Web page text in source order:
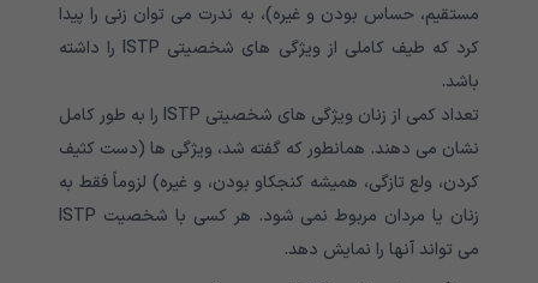
مستقیم، حساس بودن و غیره)، به ندرت می توان زنی را پیدا
کرد که طیف کاملی از ویژگی های شخصیتی ISTP را داشته
باشد.
تعداد کمی از زنان ویژگی های شخصیتی ISTP را به طور کامل
نشان می دهند. همانطور که گفته شد، ویژگی ها (دست کثیف
کردن، ولع تازگی، همیشه کنجکاو بودن، و غیره) لزوماً فقط به
زنان یا مردان مربوط نمی شود. هر کسی با شخصیت ISTP
می تواند آنها را نمایش دهد.